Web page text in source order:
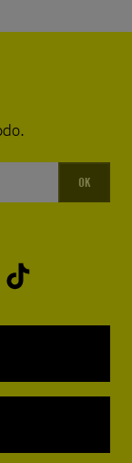
OK